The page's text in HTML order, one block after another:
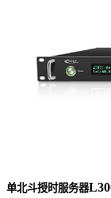
单北斗授时服务器